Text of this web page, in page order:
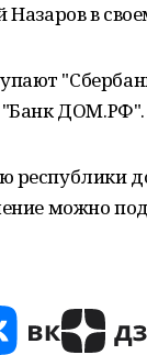
в
"Банк ДОМ.РФ".
можно